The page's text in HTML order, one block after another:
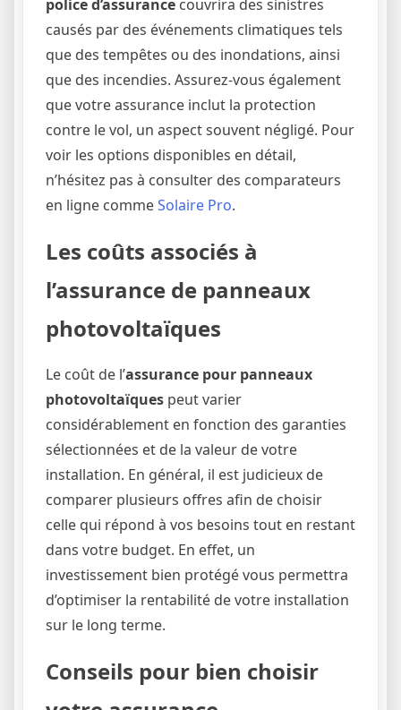
police d’assurance couvrira des sinistres
causés par des événements climatiques tels
que des tempêtes ou des inondations, ainsi
que des incendies. Assurez-vous également
que votre assurance inclut la protection
contre le vol, un aspect souvent négligé. Pour
voir les options disponibles en détail,
n’hésitez pas à consulter des comparateurs
en ligne commeSolaire Pro.
Les coûts associés à
l’assurance de panneaux
photovoltaïques
Le coût de l’assurance pour panneaux
photovoltaïques peut varier
considérablement en fonction des garanties
sélectionnées et de la valeur de votre
installation. En général, il est judicieux de
comparer plusieurs offres afin de choisir
celle qui répond à vos besoins tout en restant
dans votre budget. En effet, un
investissement bien protégé vous permettra
d’optimiser la rentabilité de votre installation
sur le long terme.
Conseils pour bien choisir